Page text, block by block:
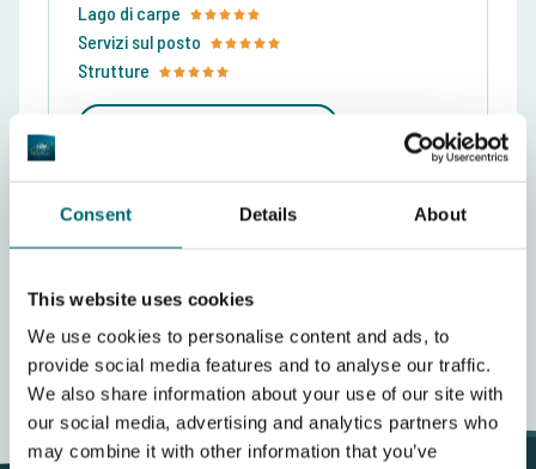
Consent Details About
This website uses cookies
We use cookies to personalise content and ads, to
provide social media features and to analyse our traffic.
We also share information about your use of our site with
our social media, advertising and analytics partners who
may combine it with other information that you’ve
Lago di carpe
Servizi sul posto
Strutture
Scrivi una recensione